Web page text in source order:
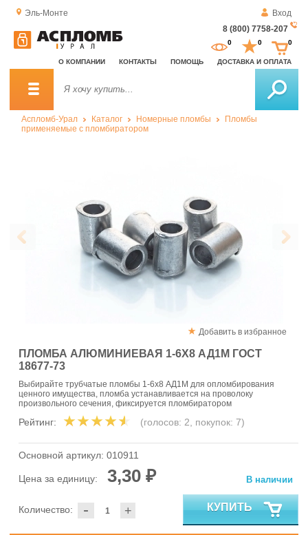
Эль-Монте
Вход
8 (800) 7758-207
О КОМПАНИИ КОНТАКТЫ ПОМОЩЬ ДОСТАВКА И ОПЛАТА
0 0 0
Аспломб-Урал Каталог Номерные пломбы
Пломбы
применяемые с пломбиратором
Добавить в избранное
ПЛОМБА АЛЮМИНИЕВАЯ 1-6Х8 АД1М ГОСТ
18677-73
Выбирайте трубчатые пломбы 1-6х8 АД1М для опломбирования
ценного имущества, пломба устанавливается на проволоку
произвольного сечения, фиксируется пломбиратором
Рейтинг: (голосов: 2, покупок: 7)
Основной артикул: 010911
Цена за единицу: 3,30 ₽
- +
Количество:
В наличии
КУПИТЬ